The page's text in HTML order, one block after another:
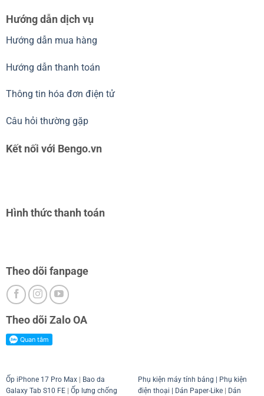
Hướng dẫn dịch vụ
Hướng dẫn mua hàng
Hướng dẫn thanh toán
Thông tin hóa đơn điện tử
Câu hỏi thường gặp
Kết nối với Bengo.vn
Hình thức thanh toán
Theo dõi fanpage
Theo dõi Zalo OA
Ốp iPhone 17 Pro Max|
Bao da
Galaxy Tab S10 FE| Ốp lưng chống
Phụ kiện máy tính bảng
Phụ kiện
điện thoại | Dán Paper-Like| Dán